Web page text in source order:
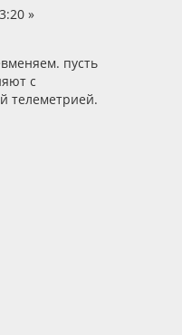
»
пусть
с
телеметрией.